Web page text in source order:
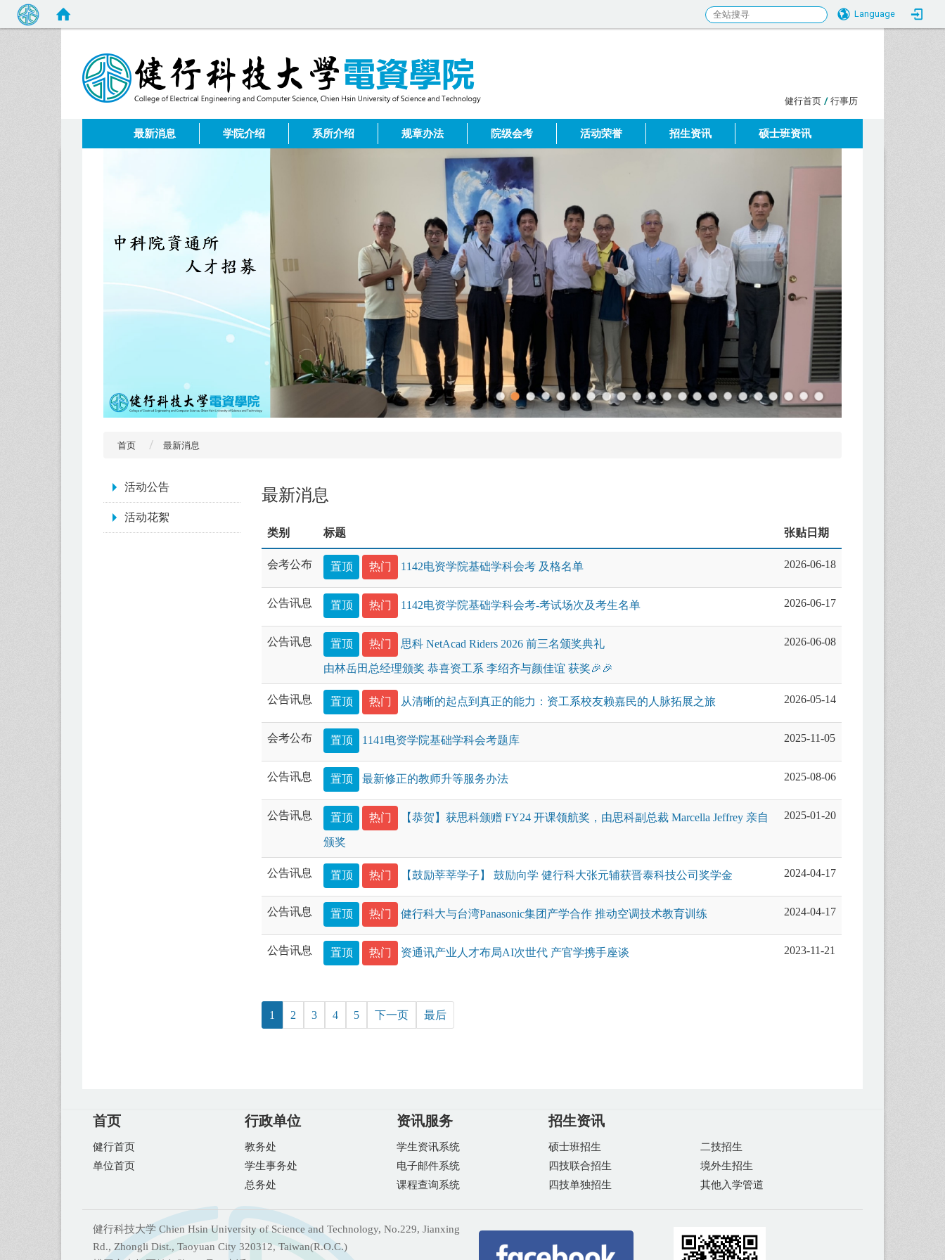
Language
健行首页 / 行事历
最新消息 学院介绍 系所介绍 规章办法 院级会考 活动荣誉 招生资讯 硕士班资讯
首页 最新消息
活动公告
活动花絮
最新消息
类别 标题 张贴日期
会考公布 置顶 热门 1142电资学院基础学科会考 及格名单 2026-06-18
公告讯息 置顶 热门 1142电资学院基础学科会考-考试场次及考生名单 2026-06-17
公告讯息 置顶 热门 思科 NetAcad Riders 2026 前三名颁奖典礼
由林岳田总经理颁奖 恭喜资工系 李绍齐与颜佳谊 获奖🎉🎉
2026-06-08
公告讯息 置顶 热门 从清晰的起点到真正的能力：资工系校友赖嘉民的人脉拓展之旅 2026-05-14
会考公布 置顶 1141电资学院基础学科会考题库 2025-11-05
公告讯息 置顶 最新修正的教师升等服务办法 2025-08-06
公告讯息 置顶 热门 【恭贺】获思科颁赠 FY24 开课领航奖，由思科副总裁 Marcella Jeffrey 亲自
颁奖
2025-01-20
公告讯息 置顶 热门 【鼓励莘莘学子】 鼓励向学 健行科大张元辅获晋泰科技公司奖学金 2024-04-17
公告讯息 置顶 热门 健行科大与台湾Panasonic集团产学合作 推动空调技术教育训练 2024-04-17
公告讯息 置顶 热门 资通讯产业人才布局AI次世代 产官学携手座谈 2023-11-21
1 2 3 4 5 下一页 最后
首页
健行首页
单位首页
行政单位
教务处
学生事务处
总务处
资讯服务
学生资讯系统
电子邮件系统
课程查询系统
招生资讯
硕士班招生
四技联合招生
四技单独招生
二技招生
境外生招生
其他入学管道
健行科技大学 Chien Hsin University of Science and Technology, No.229, Jianxing
Rd., Zhongli Dist., Taoyuan City 320312, Taiwan(R.O.C.)